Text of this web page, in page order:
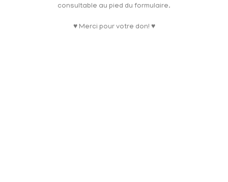
consultable au pied du formulaire.
♥ Merci pour votre don! ♥